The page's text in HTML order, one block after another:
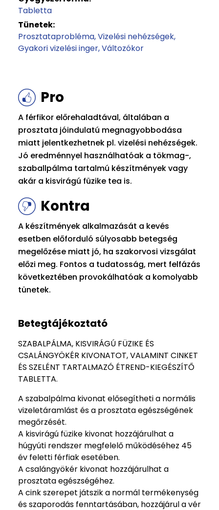
Tabletta
Tünetek:
Prosztataprobléma Vizelési nehézségek
Gyakori vizelési inger Változókor
Pro
A férfikor előrehaladtával, általában a
prosztata jóindulatú megnagyobbodása
miatt jelentkezhetnek pl. vizelési nehézségek.
Jó eredménnyel használhatóak a tökmag-,
szaballpálma tartalmú készítmények vagy
akár a kisvirágú füzike tea is.
Kontra
A készítmények alkalmazását a kevés
esetben előforduló súlyosabb betegség
megelőzése miatt jó, ha szakorvosi vizsgálat
előzi meg. Fontos a tudatosság, mert felfázás
következtében provokálhatóak a komolyabb
tünetek.
Betegtájékoztató
SZABALPÁLMA, KISVIRÁGÚ FÜZIKE ÉS
CSALÁNGYÖKÉR KIVONATOT, VALAMINT CINKET
ÉS SZELÉNT TARTALMAZÓ ÉTREND-KIEGÉSZÍTŐ
TABLETTA.
A szabalpálma kivonat elősegítheti a normális
vizeletáramlást és a prosztata egészségének
megőrzését.
A kisvirágú füzike kivonat hozzájárulhat a
húgyúti rendszer megfelelő működéséhez 45
év feletti férfiak esetében.
A csalángyökér kivonat hozzájárulhat a
prosztata egészségéhez.
A cink szerepet játszik a normál termékenység
és szaporodás fenntartásában, hozzájárul a vér